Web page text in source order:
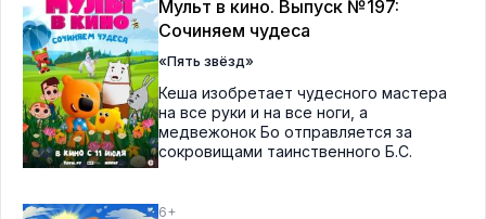
Мульт в кино. Выпуск №197:
Сочиняем чудеса
«Пять звёзд»
Кеша изобретает чудесного мастера
на все руки и на все ноги, а
медвежонок Бо отправляется за
сокровищами таинственного Б.С.
6+